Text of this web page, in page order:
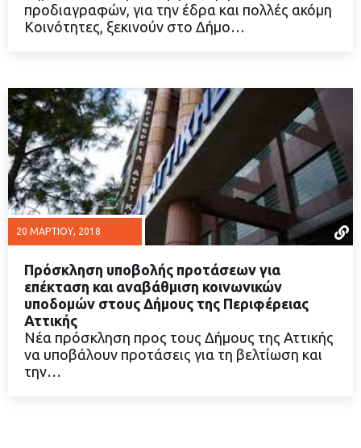
ΔΙΑΒΑΣΤΕ ΠΕΡΙΣΣΟΤΕΡΑ
προδιαγραφών, για την έδρα και πολλές ακόμη
Κοινότητες, ξεκινούν στο Δήμο…
20 ΜΑΡΤΊΟΥ, 2018
Πρόσκληση υποβολής προτάσεων για
επέκταση και αναβάθμιση κοινωνικών
υποδομών στους Δήμους της Περιφέρειας
Αττικής
Νέα πρόσκληση προς τους Δήμους της Αττικής
να υποβάλουν προτάσεις για τη βελτίωση και
την…